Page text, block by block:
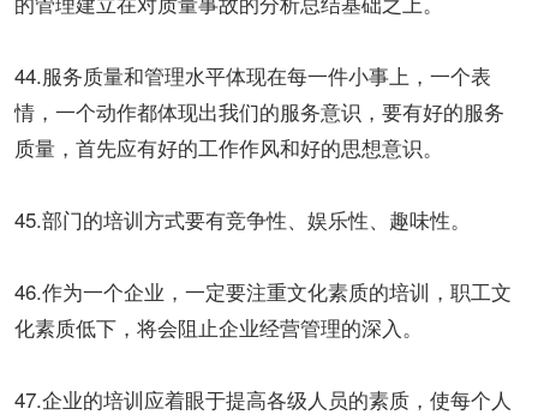
44.服务质量和管理水平体现在每一件小事上，一个表
情，一个动作都体现出我们的服务意识，要有好的服务
质量，首先应有好的工作作风和好的思想意识。
45.部门的培训方式要有竞争性、娱乐性、趣味性。
46.作为一个企业，一定要注重文化素质的培训，职工文
化素质低下，将会阻止企业经营管理的深入。
47.企业的培训应着眼于提高各级人员的素质，使每个人